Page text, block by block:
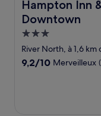
Hampton Inn
Downtown
Hampton Inn &
Hébergement
3.0 étoiles
River North, à 1,6
9.2
9,2/10 Merveilleux